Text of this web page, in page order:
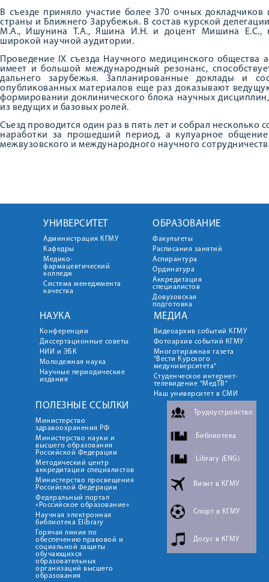
В съезде приняло участие более 370 очных
страны и Ближнего Зарубежья. В состав курской
М.А., Ишунина Т.А., Яшина И.Н. и доцент Мишина Е.С.,
широкой научной аудитории.
Проведение IX съезда Научного медицинского общества
имеет и большой международный резонанс,
дальнего зарубежья. Запланированные доклады и
опубликованных материалов еще раз доказывают
формировании доклинического блока научных
из ведущих и базовых ролей.
Съезд проводится один раз в пять лет и собрал
наработки за прошедший период, а кулуарное
межвузовского и международного научного
УНИВЕРСИТЕТ
Администрация КГМУ
Кафедры
Медико-
фармацевтический
колледж
Система менеджмента
качества
ОБРАЗОВАНИЕ
Факультеты
Расписания занятий
Аспирантура
Ординатура
Аккредитация
специалистов
Довузовская
подготовка
НАУКА
Конференции
Диссертационные советы
НИИ и ЭБК
Молодежная наука
Научные периодические
издания
МЕДИА
Видеоархив событий КГМУ
Фотоархив событий КГМУ
Многотиражная газета
"Вести Курского
медуниверситета"
Студенческое интернет-
телевидение "МедТВ"
Наш университет в СМИ
ПОЛЕЗНЫЕ ССЫЛКИ
Министерство
здравоохранения РФ
Министерство науки и
высшего образования
Российской Федерации
Методический центр
аккредитации специалистов
Министерство просвещения
Российской Федерации
Федеральный портал
«Российское образование»
Научная электронная
библиотека Elibrary
Горячая линия по
обеспечению правовой и
социальной защиты
обучающихся
образовательных
организаций высшего
образования
Трудоустройство
Библиотека
Library (ENG)
Визит в КГМУ
Спорт в КГМУ
Досуг в КГМУ